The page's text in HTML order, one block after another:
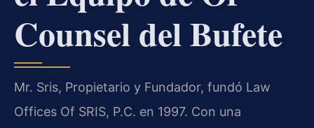
Counsel del Bufete
Mr. Sris, Propietario y Fundador, fundó Law
Offices Of SRIS, P.C. en 1997. Con una